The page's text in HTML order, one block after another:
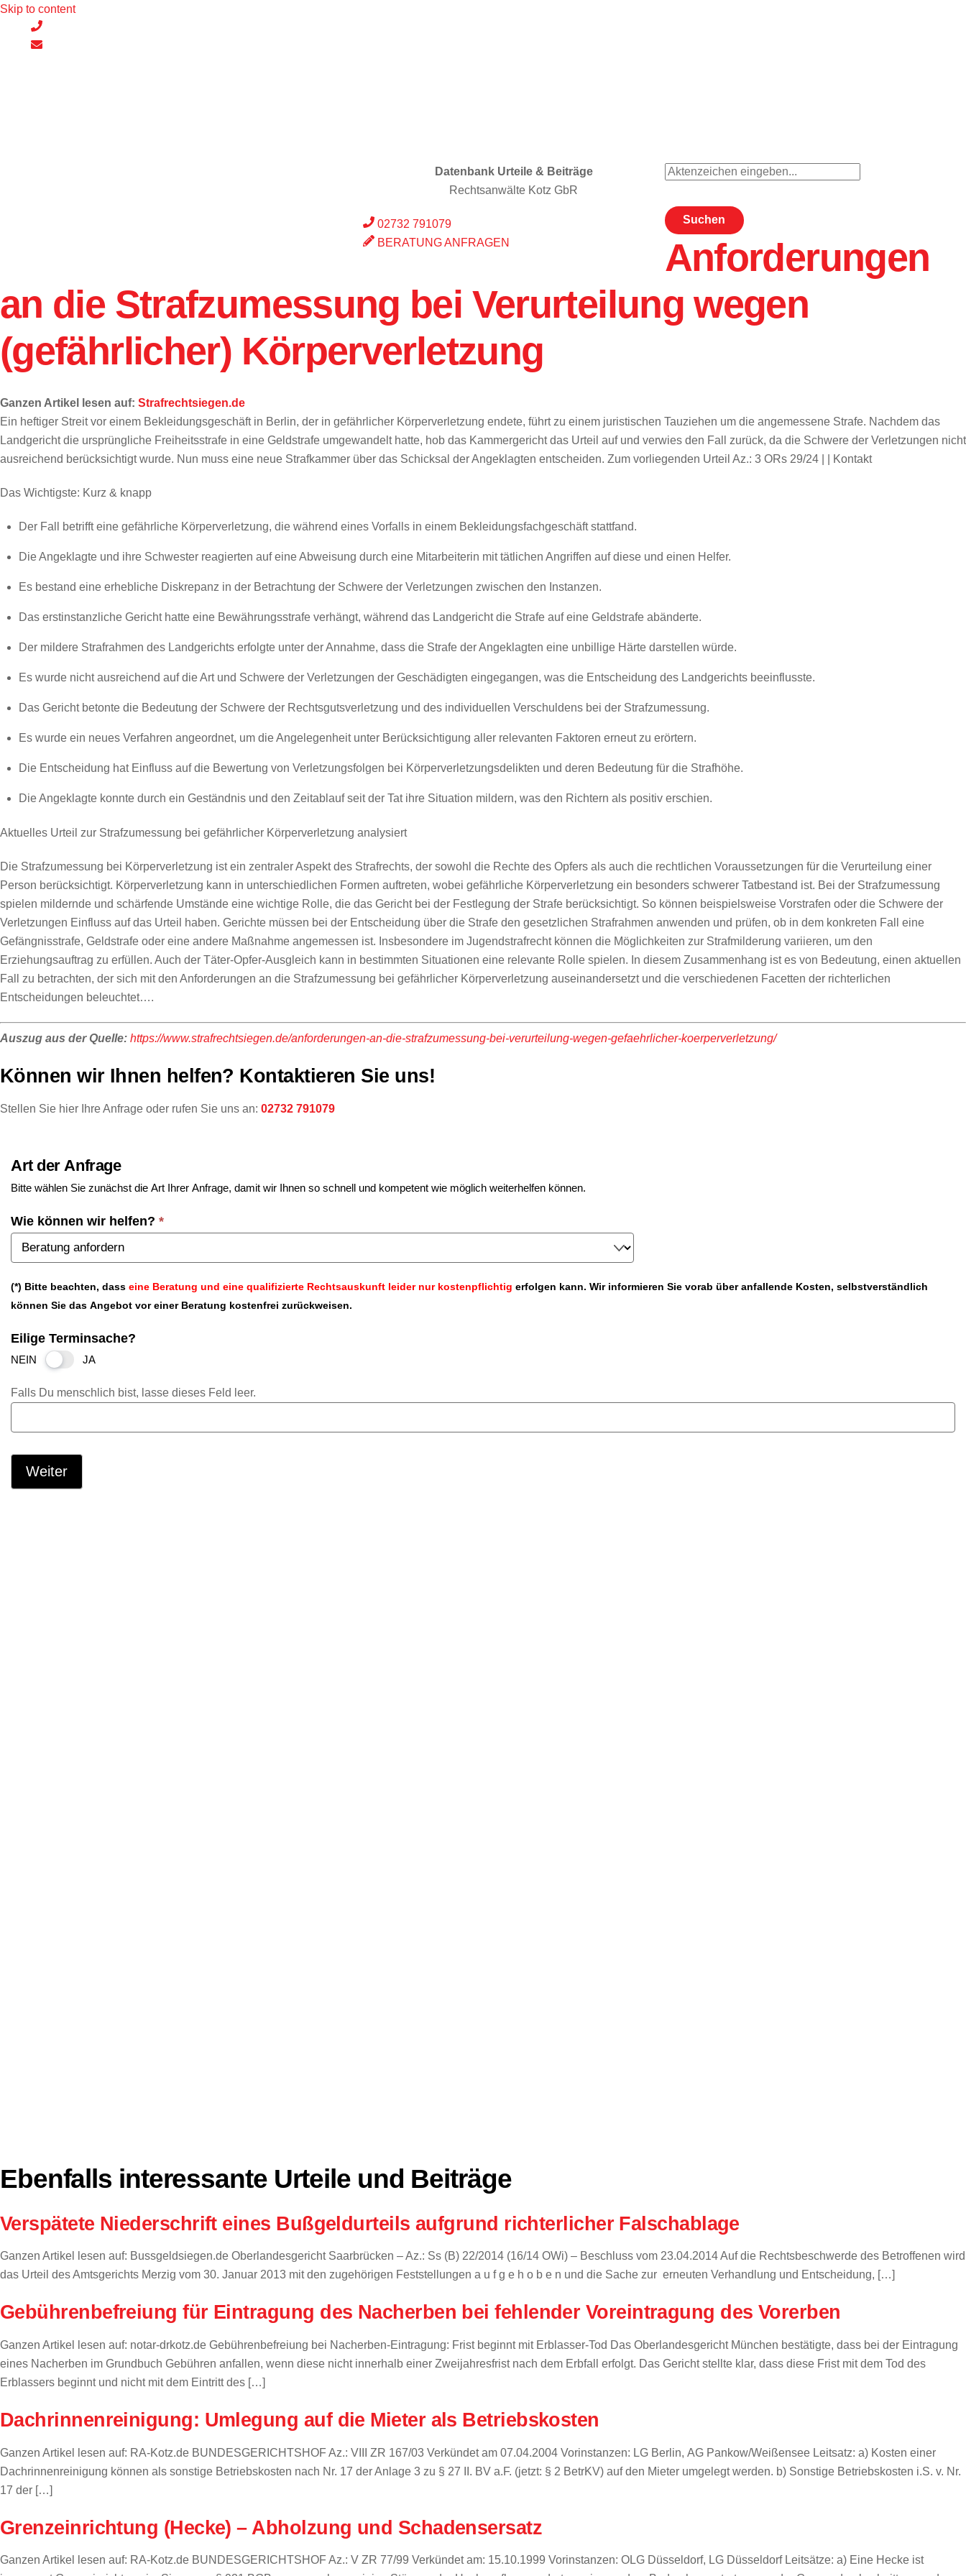
Skip to content
Datenbank Urteile & Beiträge
Rechtsanwälte Kotz GbR
02732 791079
BERATUNG ANFRAGEN
Suchen
Anforderungen
an die Strafzumessung bei Verurteilung wegen
(gefährlicher) Körperverletzung
Ganzen Artikel lesen auf: Strafrechtsiegen.de
Ein heftiger Streit vor einem Bekleidungsgeschäft in Berlin, der in gefährlicher Körperverletzung endete, führt zu einem juristischen Tauziehen um die angemessene Strafe. Nachdem das
Landgericht die ursprüngliche Freiheitsstrafe in eine Geldstrafe umgewandelt hatte, hob das Kammergericht das Urteil auf und verwies den Fall zurück, da die Schwere der Verletzungen nicht
ausreichend berücksichtigt wurde. Nun muss eine neue Strafkammer über das Schicksal der Angeklagten entscheiden. Zum vorliegenden Urteil Az.: 3 ORs 29/24 | | Kontakt
Das Wichtigste: Kurz & knapp
Der Fall betrifft eine gefährliche Körperverletzung, die während eines Vorfalls in einem Bekleidungsfachgeschäft stattfand.
Die Angeklagte und ihre Schwester reagierten auf eine Abweisung durch eine Mitarbeiterin mit tätlichen Angriffen auf diese und einen Helfer.
Es bestand eine erhebliche Diskrepanz in der Betrachtung der Schwere der Verletzungen zwischen den Instanzen.
Das erstinstanzliche Gericht hatte eine Bewährungsstrafe verhängt, während das Landgericht die Strafe auf eine Geldstrafe abänderte.
Der mildere Strafrahmen des Landgerichts erfolgte unter der Annahme, dass die Strafe der Angeklagten eine unbillige Härte darstellen würde.
Es wurde nicht ausreichend auf die Art und Schwere der Verletzungen der Geschädigten eingegangen, was die Entscheidung des Landgerichts beeinflusste.
Das Gericht betonte die Bedeutung der Schwere der Rechtsgutsverletzung und des individuellen Verschuldens bei der Strafzumessung.
Es wurde ein neues Verfahren angeordnet, um die Angelegenheit unter Berücksichtigung aller relevanten Faktoren erneut zu erörtern.
Die Entscheidung hat Einfluss auf die Bewertung von Verletzungsfolgen bei Körperverletzungsdelikten und deren Bedeutung für die Strafhöhe.
Die Angeklagte konnte durch ein Geständnis und den Zeitablauf seit der Tat ihre Situation mildern, was den Richtern als positiv erschien.
Aktuelles Urteil zur Strafzumessung bei gefährlicher Körperverletzung analysiert
Die Strafzumessung bei Körperverletzung ist ein zentraler Aspekt des Strafrechts, der sowohl die Rechte des Opfers als auch die rechtlichen Voraussetzungen für die Verurteilung einer
Person berücksichtigt. Körperverletzung kann in unterschiedlichen Formen auftreten, wobei gefährliche Körperverletzung ein besonders schwerer Tatbestand ist. Bei der Strafzumessung
spielen mildernde und schärfende Umstände eine wichtige Rolle, die das Gericht bei der Festlegung der Strafe berücksichtigt. So können beispielsweise Vorstrafen oder die Schwere der
Verletzungen Einfluss auf das Urteil haben. Gerichte müssen bei der Entscheidung über die Strafe den gesetzlichen Strafrahmen anwenden und prüfen, ob in dem konkreten Fall eine
Gefängnisstrafe, Geldstrafe oder eine andere Maßnahme angemessen ist. Insbesondere im Jugendstrafrecht können die Möglichkeiten zur Strafmilderung variieren, um den
Erziehungsauftrag zu erfüllen. Auch der Täter-Opfer-Ausgleich kann in bestimmten Situationen eine relevante Rolle spielen. In diesem Zusammenhang ist es von Bedeutung, einen aktuellen
Fall zu betrachten, der sich mit den Anforderungen an die Strafzumessung bei gefährlicher Körperverletzung auseinandersetzt und die verschiedenen Facetten der richterlichen
Entscheidungen beleuchtet….
Auszug aus der Quelle: https://www.strafrechtsiegen.de/anforderungen-an-die-strafzumessung-bei-verurteilung-wegen-gefaehrlicher-koerperverletzung/
Können wir Ihnen helfen? Kontaktieren Sie uns!
Stellen Sie hier Ihre Anfrage oder rufen Sie uns an: 02732 791079
Art der Anfrage
Bitte wählen Sie zunächst die Art Ihrer Anfrage, damit wir Ihnen so schnell und kompetent wie möglich weiterhelfen können.
Wie können wir helfen? *
(*) Bitte beachten, dass eine Beratung und eine qualifizierte Rechtsauskunft leider nur kostenpflichtig erfolgen kann. Wir informieren Sie vorab über anfallende Kosten, selbstverständlich
können Sie das Angebot vor einer Beratung kostenfrei zurückweisen.
Eilige Terminsache?
NEIN JA
Falls Du menschlich bist, lasse dieses Feld leer.
Ebenfalls interessante Urteile und Beiträge
Verspätete Niederschrift eines Bußgeldurteils aufgrund richterlicher Falschablage
Ganzen Artikel lesen auf: Bussgeldsiegen.de Oberlandesgericht Saarbrücken – Az.: Ss (B) 22/2014 (16/14 OWi) – Beschluss vom 23.04.2014 Auf die Rechtsbeschwerde des Betroffenen wird
das Urteil des Amtsgerichts Merzig vom 30. Januar 2013 mit den zugehörigen Feststellungen a u f g e h o b e n und die Sache zur erneuten Verhandlung und Entscheidung, […]
Gebührenbefreiung für Eintragung des Nacherben bei fehlender Voreintragung des Vorerben
Ganzen Artikel lesen auf: notar-drkotz.de Gebührenbefreiung bei Nacherben-Eintragung: Frist beginnt mit Erblasser-Tod Das Oberlandesgericht München bestätigte, dass bei der Eintragung
eines Nacherben im Grundbuch Gebühren anfallen, wenn diese nicht innerhalb einer Zweijahresfrist nach dem Erbfall erfolgt. Das Gericht stellte klar, dass diese Frist mit dem Tod des
Erblassers beginnt und nicht mit dem Eintritt des […]
Dachrinnenreinigung: Umlegung auf die Mieter als Betriebskosten
Ganzen Artikel lesen auf: RA-Kotz.de BUNDESGERICHTSHOF Az.: VIII ZR 167/03 Verkündet am 07.04.2004 Vorinstanzen: LG Berlin, AG Pankow/Weißensee Leitsatz: a) Kosten einer
Dachrinnenreinigung können als sonstige Betriebskosten nach Nr. 17 der Anlage 3 zu § 27 II. BV a.F. (jetzt: § 2 BetrKV) auf den Mieter umgelegt werden. b) Sonstige Betriebskosten i.S. v. Nr.
17 der […]
Grenzeinrichtung (Hecke) – Abholzung und Schadensersatz
Ganzen Artikel lesen auf: RA-Kotz.de BUNDESGERICHTSHOF Az.: V ZR 77/99 Verkündet am: 15.10.1999 Vorinstanzen: OLG Düsseldorf, LG Düsseldorf Leitsätze: a) Eine Hecke ist